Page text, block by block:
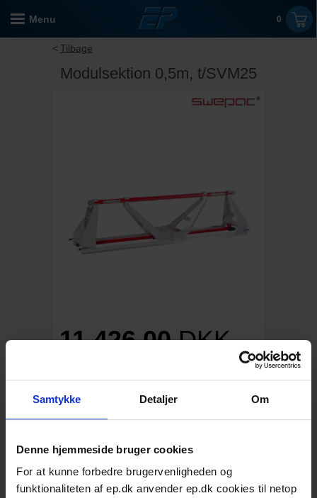
Samtykke Detaljer Om
Denne hjemmeside bruger cookies
For at kunne forbedre brugervenligheden og
funktionaliteten af ep.dk anvender ep.dk cookies til netop
Menu 0
Tilbage
Modulsektion 0,5m, t/SVM25
11.426,00DKK
Passer til både SVM 25 P/E